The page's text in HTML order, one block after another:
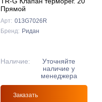
Прямой
Арт: 013G7026R
Бренд: Ридан
Наличие:
Уточняйте
наличие у
менеджера
Заказать